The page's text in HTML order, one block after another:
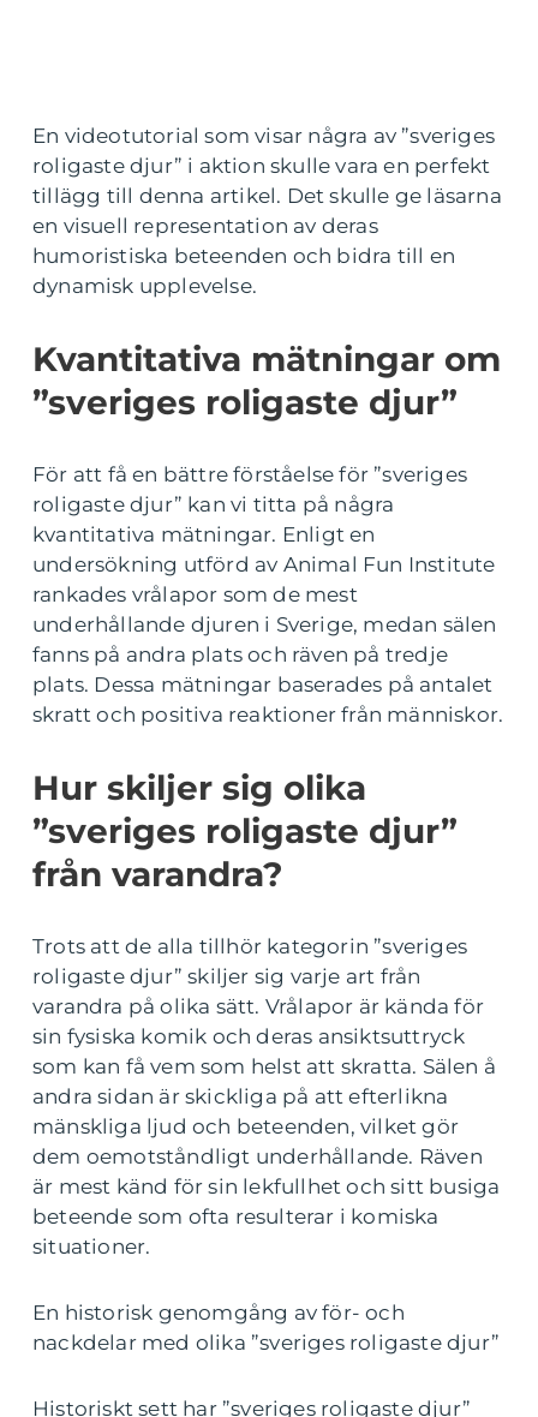
En videotutorial som visar några av ”sveriges
roligaste djur” i aktion skulle vara en perfekt
tillägg till denna artikel. Det skulle ge läsarna
en visuell representation av deras
humoristiska beteenden och bidra till en
dynamisk upplevelse.
Kvantitativa mätningar om
”sveriges roligaste djur”
För att få en bättre förståelse för ”sveriges
roligaste djur” kan vi titta på några
kvantitativa mätningar. Enligt en
undersökning utförd av Animal Fun Institute
rankades vrålapor som de mest
underhållande djuren i Sverige, medan sälen
fanns på andra plats och räven på tredje
plats. Dessa mätningar baserades på antalet
skratt och positiva reaktioner från människor.
Hur skiljer sig olika
”sveriges roligaste djur”
från varandra?
Trots att de alla tillhör kategorin ”sveriges
roligaste djur” skiljer sig varje art från
varandra på olika sätt. Vrålapor är kända för
sin fysiska komik och deras ansiktsuttryck
som kan få vem som helst att skratta. Sälen å
andra sidan är skickliga på att efterlikna
mänskliga ljud och beteenden, vilket gör
dem oemotståndligt underhållande. Räven
är mest känd för sin lekfullhet och sitt busiga
beteende som ofta resulterar i komiska
situationer.
En historisk genomgång av för- och
nackdelar med olika ”sveriges roligaste djur”
Historiskt sett har ”sveriges roligaste djur”